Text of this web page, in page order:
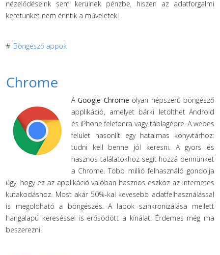
nézelődéseink sem kerülnek pénzbe, hiszen az adatforgalmi
keretünket nem érintik a műveletek!
# Böngésző appok
Chrome
AGoogle Chrome olyan népszerű böngésző
applikáció, amelyet bárki letölthet Android
és iPhone felefonra vagy táblagépre. A webes
felület hasonlít egy hatalmas könyvtárhoz:
tudni kell benne jól keresni. A gyors és
hasznos találatokhoz segít hozzá bennünket
a Chrome. Több millió felhasználó gondolja
úgy, hogy ez az applikáció valóban hasznos eszköz az internetes
kutakodáshoz. Most akár 50%-kal kevesebb adatfelhasználással
is megoldható a böngészés. A lapok szinkronizálása mellett
hangalapú kereséssel is erősödött a kínálat. Érdemes még ma
beszerezni!